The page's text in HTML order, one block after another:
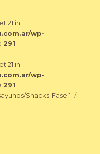
21 in
wp-
291
21 in
wp-
291
Snacks, Fase 1